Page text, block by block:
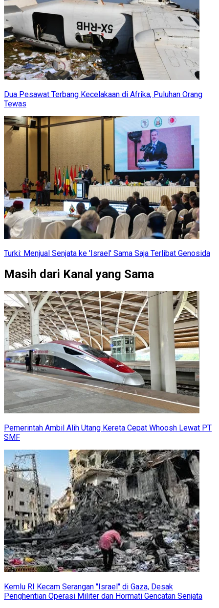
Dua Pesawat Terbang Kecelakaan di Afrika, Puluhan Orang
Tewas
Turki: Menjual Senjata ke 'Israel' Sama Saja Terlibat Genosida
Masih dari Kanal yang Sama
Pemerintah Ambil Alih Utang Kereta Cepat Whoosh Lewat PT
SMF
Kemlu RI Kecam Serangan "Israel" di Gaza, Desak
Penghentian Operasi Militer dan Hormati Gencatan Senjata